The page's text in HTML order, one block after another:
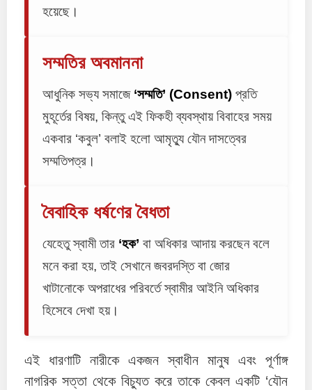
হয়েছে।
সম্মতির অবমাননা
আধুনিক সভ্য সমাজে ‘সম্মতি’ (Consent) প্রতি
মুহূর্তের বিষয়, কিন্তু এই ফিকহী ব্যবস্থায় বিবাহের সময়
একবার ‘কবুল’ বলাই হলো আমৃত্যু যৌন দাসত্বের
সম্মতিপত্র।
বৈবাহিক ধর্ষণের বৈধতা
যেহেতু স্বামী তার ‘হক’ বা অধিকার আদায় করছেন বলে
মনে করা হয়, তাই সেখানে জবরদস্তি বা জোর
খাটানোকে অপরাধের পরিবর্তে স্বামীর আইনি অধিকার
হিসেবে দেখা হয়।
এই ধারণাটি নারীকে একজন স্বাধীন মানুষ এবং পূর্ণাঙ্গ
নাগরিক সত্তা থেকে বিচ্যুত করে তাকে কেবল একটি ‘যৌন